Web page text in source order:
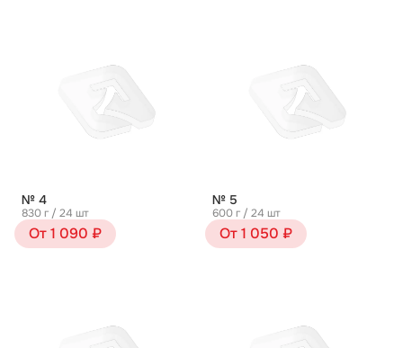
№ 4
830 г / 24 шт
От 1 090 ₽
№ 5
600 г / 24 шт
От 1 050 ₽